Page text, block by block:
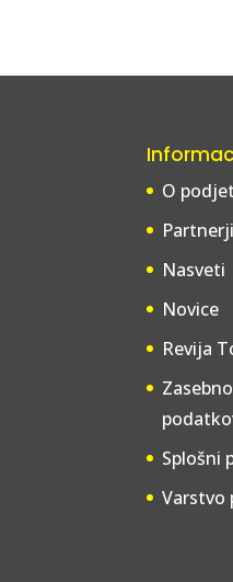
O
Partnerji
Nasveti
Novice
Revija
Splošni
Varstvo